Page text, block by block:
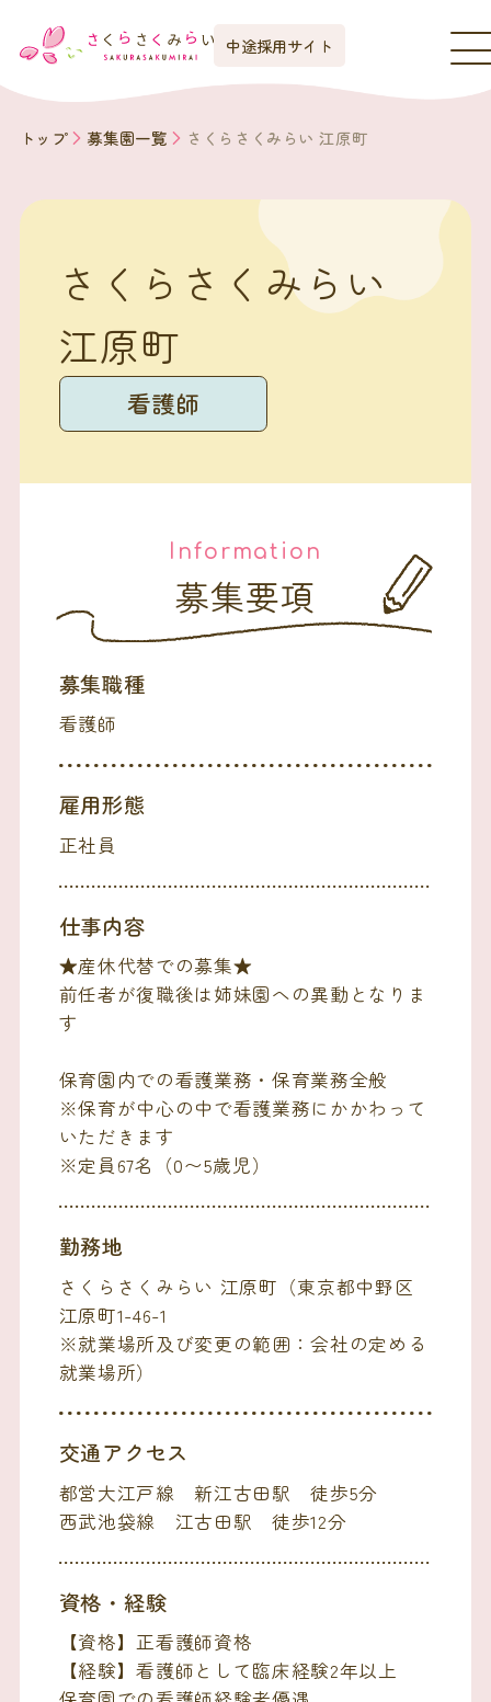
中途採用サイト
トップ 募集園一覧 さくらさくみらい 江原町
さくらさくみらい
江原町
看護師
Information
募集要項
募集職種
看護師
雇用形態
正社員
仕事内容
★産休代替での募集★
前任者が復職後は姉妹園への異動となりま
す
保育園内での看護業務・保育業務全般
※保育が中心の中で看護業務にかかわって
いただきます
※定員67名（0〜5歳児）
勤務地
さくらさくみらい 江原町（東京都中野区
江原町1-46-1
※就業場所及び変更の範囲：会社の定める
就業場所）
交通アクセス
都営大江戸線 新江古田駅 徒歩5分
西武池袋線 江古田駅 徒歩12分
資格・経験
【資格】正看護師資格
【経験】看護師として臨床経験2年以上